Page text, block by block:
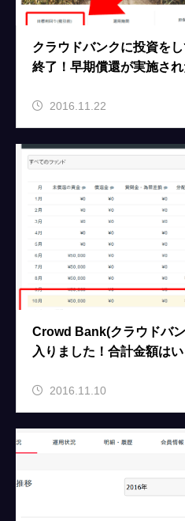
クラウドバンクに投資を
終了！早期償還が実施され
2016.11.22
Crowd Bank(クラウドバ
入りました！合計金額は
2016.11.10